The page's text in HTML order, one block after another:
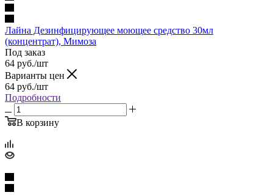
Лайна Дезинфицирующее моющее средство 30мл
(концентрат), Мимоза
Под заказ
64 руб./шт
Варианты цен
64 руб./шт
Подробности
В корзину